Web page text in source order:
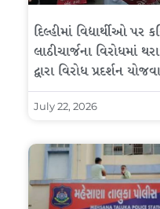
દિલ્હીમાં વિદ્યાર્થીઓ પર
લાઠીચાર્જના વિરોધમાં
દ્વારા વિરોધ પ્રદર્શન
July 22, 2026